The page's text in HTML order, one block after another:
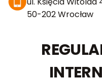
50-202 Wrocław